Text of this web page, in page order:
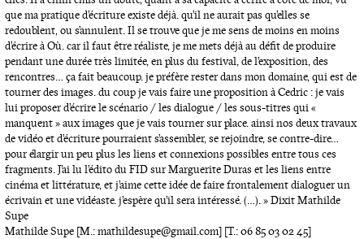
que ma pratique d’écriture existe déjà. qu’il ne aurait pas qu’elles se
redoublent, ou s’annulent. Il se trouve que je me sens de moins en moins
d’écrire à Où. car il faut être réaliste, je me mets déjà au défit de produire
pendant une durée très limitée, en plus du festival, de l’exposition, des
rencontres… ça fait beaucoup. je préfère rester dans mon domaine, qui est de
tourner des images. du coup je vais faire une proposition à Cedric : je vais
lui proposer d’écrire le scénario / les dialogue / les sous-titres qui «
manquent » aux images que je vais tourner sur place. ainsi nos deux travaux
de vidéo et d’écriture pourraient s’assembler, se rejoindre, se contre-dire…
pour élargir un peu plus les liens et connexions possibles entre tous ces
fragments. J’ai lu l’édito du FID sur Marguerite Duras et les liens entre
cinéma et littérature, et j’aime cette idée de faire frontalement dialoguer un
écrivain et une vidéaste. j’espère qu’il sera intéressé. (…). » Dixit Mathilde
Supe
Mathilde Supe [M.: mathildesupe@gmail.com] [T.: 06 85 03 02 45]